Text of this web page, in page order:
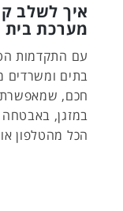
איך לשלב
מערכת בית
עם התקדמות
בתים ומשרדים
חכם,
במזגן, באבטחה
הכל מהטלפון או